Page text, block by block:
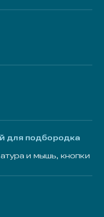
для подбородка
и мышь, кнопки